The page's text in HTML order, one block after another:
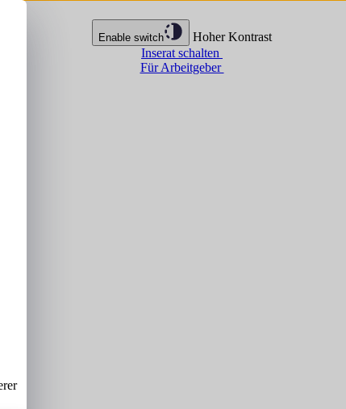
Enable switch
Hoher Kontrast
Inserat schalten
Für Arbeitgeber